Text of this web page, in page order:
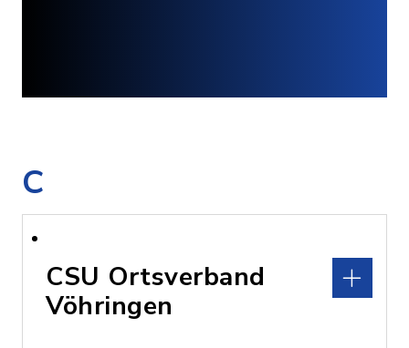
C
CSU Ortsverband
Vöhringen